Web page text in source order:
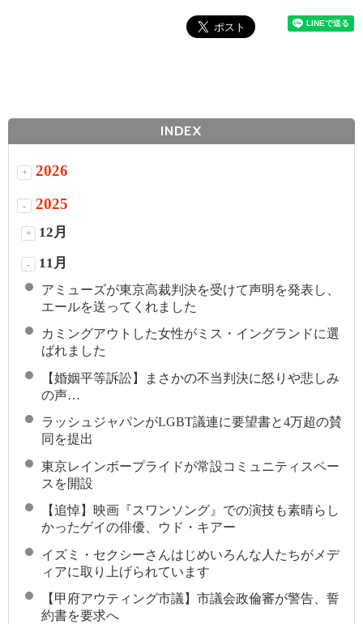
INDEX
+ 2026
- 2025
+ 12月
- 11月
アミューズが東京高裁判決を受けて声明を発表し、
エールを送ってくれました
カミングアウトした女性がミス・イングランドに選
ばれました
【婚姻平等訴訟】まさかの不当判決に怒りや悲しみ
の声…
ラッシュジャパンがLGBT議連に要望書と4万超の賛
同を提出
東京レインボープライドが常設コミュニティスペー
スを開設
【追悼】映画『スワンソング』での演技も素晴らし
かったゲイの俳優、ウド・キアー
イズミ・セクシーさんはじめいろんな人たちがメデ
ィアに取り上げられています
【甲府アウティング市議】市議会政倫審が警告、誓
約書を要求へ